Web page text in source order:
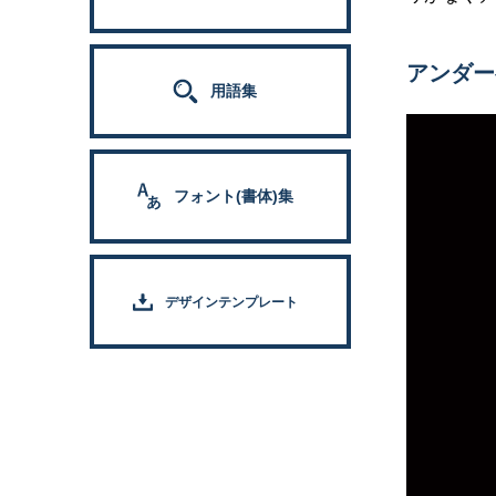
用語集
フォント(書体)集
デザインテンプレート
アンダ